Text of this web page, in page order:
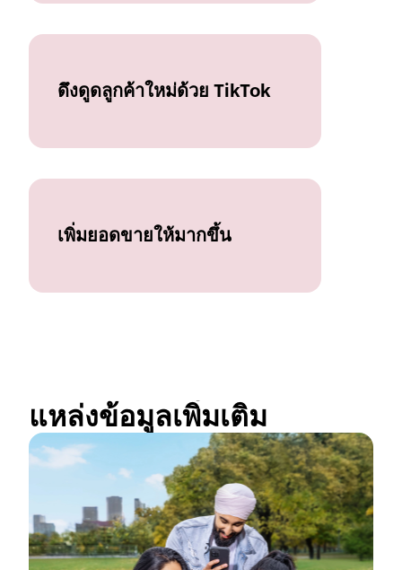
ดึงดูดลูกค้าใหม่ด้วย TikTok
เพิ่มยอดขายให้มากขึ้น
แหล่งข้อมูลเพิ่มเติม